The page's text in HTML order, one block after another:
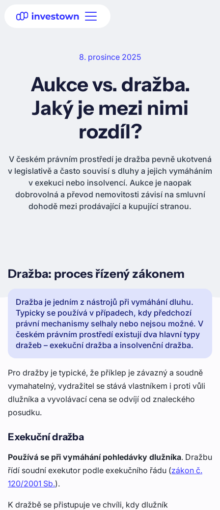
8. prosince 2025
Aukce vs. dražba.
Jaký je mezi nimi
rozdíl?
V českém právním prostředí je dražba pevně ukotvená
v legislativě a často souvisí s dluhy a jejich vymáháním
v exekuci nebo insolvencí. Aukce je naopak
dobrovolná a převod nemovitosti závisí na smluvní
dohodě mezi prodávající a kupující stranou.
Dražba: proces řízený zákonem
Dražba je jedním z nástrojů při vymáhání dluhu.
Typicky se používá v případech, kdy předchozí
právní mechanismy selhaly nebo nejsou možné. V
českém právním prostředí existují dva hlavní typy
dražeb – exekuční dražba a insolvenční dražba.
Pro dražby je typické, že příklep je závazný a soudně
vymahatelný, vydražitel se stává vlastníkem i proti vůli
dlužníka a vyvolávací cena se odvíjí od znaleckého
posudku.
Exekuční dražba
Používá se při vymáhání pohledávky dlužníka. Dražbu
řídí soudní exekutor podle exekučního řádu (zákon č.
120/2001 Sb.).
K dražbě se přistupuje ve chvíli, kdy dlužník